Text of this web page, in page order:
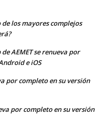
los mayores complejos
de AEMET se renueva por
e iOS
por completo en su versión
por completo en su versión